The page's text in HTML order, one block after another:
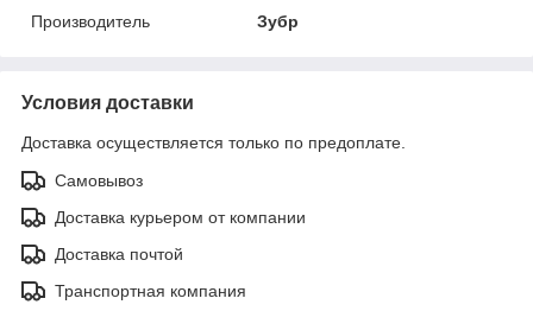
Производитель
Зубр
Условия доставки
Доставка осуществляется только по предоплате.
Самовывоз
Доставка курьером от компании
Доставка почтой
Транспортная компания